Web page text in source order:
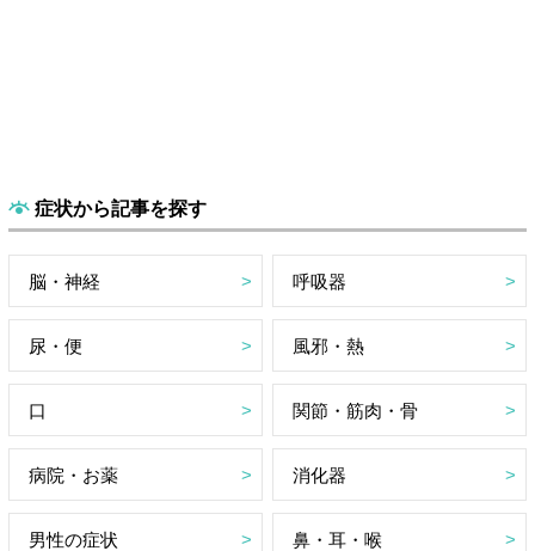
症状から記事を探す
脳・神経 呼吸器
尿・便 風邪・熱
口 関節・筋肉・骨
病院・お薬 消化器
男性の症状 鼻・耳・喉